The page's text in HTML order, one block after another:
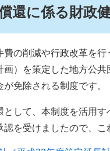
還に係る財政
の削減や行政改革を
）を策定した地方公共
免除される制度です。
して、本制度を活用す
を受けましたので、こ